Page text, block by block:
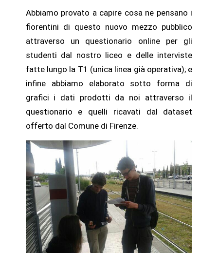
Abbiamo provato a capire cosa ne pensano i
fiorentini di questo nuovo mezzo pubblico
attraverso un questionario online per gli
studenti dal nostro liceo e delle interviste
fatte lungo la T1 (unica linea già operativa); e
infine abbiamo elaborato sotto forma di
grafici i dati prodotti da noi attraverso il
questionario e quelli ricavati dal dataset
offerto dal Comune di Firenze.